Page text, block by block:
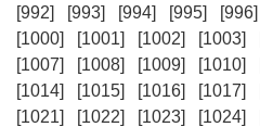
[992]
[993] [994] [995] [996]
[1000]
[1001] [1002] [1003]
[1007]
[1008] [1009] [1010]
[1014]
[1015] [1016] [1017]
[1021]
[1022] [1023] [1024]